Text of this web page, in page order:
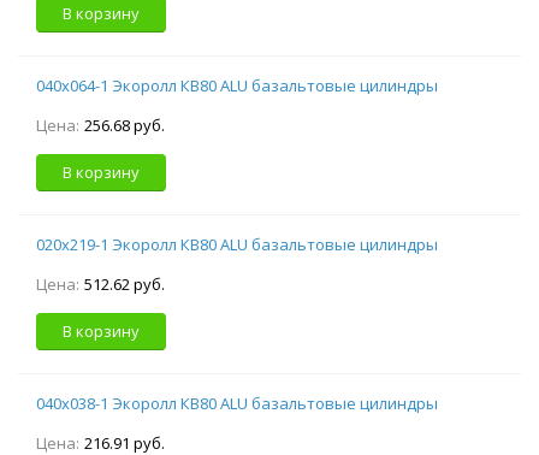
В корзину
040х064-1 Экоролл КВ80 ALU базальтовые цилиндры
Цена: 256.68 руб.
В корзину
020х219-1 Экоролл КВ80 ALU базальтовые цилиндры
Цена: 512.62 руб.
В корзину
040х038-1 Экоролл КВ80 ALU базальтовые цилиндры
Цена: 216.91 руб.